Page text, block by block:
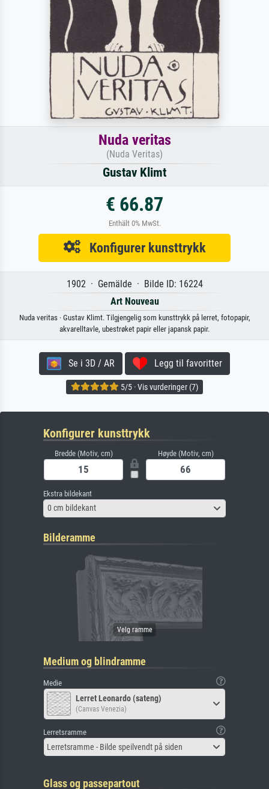
Nuda veritas
(Nuda Veritas)
Gustav Klimt
€ 66.87
Enthält 0% MwSt.
Konfigurer kunsttrykk
1902 · Gemälde · Bilde ID: 16224
Art Nouveau
Nuda veritas · Gustav Klimt. Tilgjengelig som kunsttrykk på lerret, fotopapir,
akvarelltavle, ubestrøket papir eller japansk papir.
Se i 3D / AR Legg til favoritter
5/5 · Vis vurderinger (7)
Konfigurer kunsttrykk
Bredde (Motiv, cm) Høyde (Motiv, cm)
Ekstra bildekant
0 cm bildekant
Bilderamme
Medium og blindramme
Medie
Lerret Leonardo (sateng)
(Canvas Venezia)
Lerretsramme
Lerretsramme - Bilde speilvendt på siden
Glass og passepartout